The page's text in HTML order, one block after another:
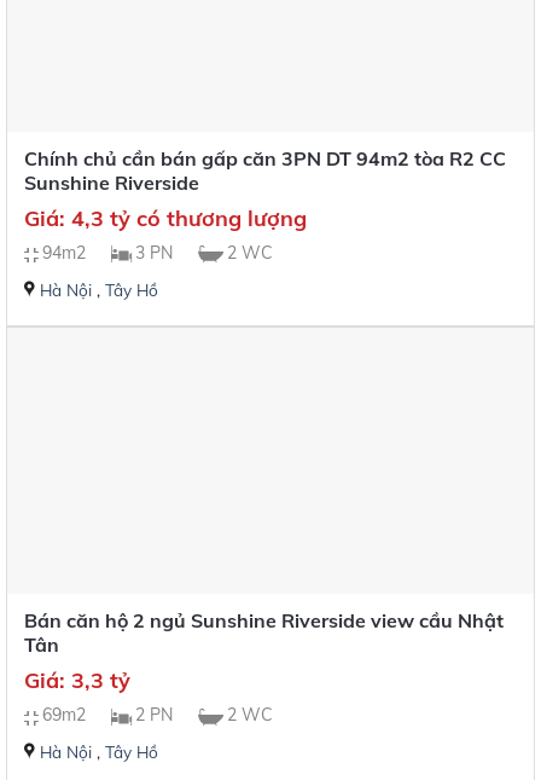
Chính chủ cần bán gấp căn 3PN DT 94m2 tòa R2 CC
Sunshine Riverside
Giá: 4,3 tỷ có thương lượng
94m2 3 PN 2 WC
Hà Nội, Tây Hồ
Bán căn hộ 2 ngủ Sunshine Riverside view cầu Nhật
Tân
Giá: 3,3 tỷ
69m2 2 PN 2 WC
Hà Nội, Tây Hồ